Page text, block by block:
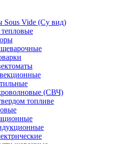
Sous Vide (Су вид)
(СВЧ)
топливе